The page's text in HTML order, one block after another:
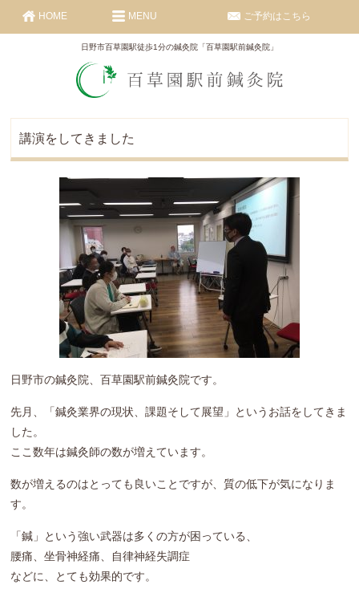
日野市百草園駅徒歩1分の鍼灸院「百草園駅前鍼灸院」
HOME ご予約はこちら
MENU
講演をしてきました
日野市の鍼灸院、百草園駅前鍼灸院です。
先月、「鍼灸業界の現状、課題そして展望」というお話をしてきま
した。
ここ数年は鍼灸師の数が増えています。
数が増えるのはとっても良いことですが、質の低下が気になりま
す。
「鍼」という強い武器は多くの方が困っている、
腰痛、坐骨神経痛、自律神経失調症
などに、とても効果的です。